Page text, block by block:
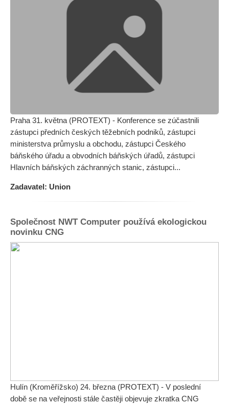
Praha 31. května (PROTEXT) - Konference se zúčastnili
zástupci předních českých těžebních podniků, zástupci
ministerstva průmyslu a obchodu, zástupci Českého
báňského úřadu a obvodních báňských úřadů, zástupci
Hlavních báňských záchranných stanic, zástupci...
Zadavatel: Union
Společnost NWT Computer používá ekologickou
novinku CNG
Hulín (Kroměřížsko) 24. března (PROTEXT) - V poslední
době se na veřejnosti stále častěji objevuje zkratka CNG